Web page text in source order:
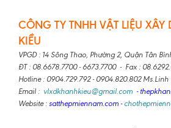
CÔNG TY TNHH VẬT LIỆU
KIỀU
VPGD : 14 Sông Thao, Phường 2, Quận Tân
ĐT : 08.6678.7700 - 6673.7700 - Fax :
Hotline : 0904.729.792 - 0904.820.802 Ms.Linh
Email : vlxdkhanhkieu@gmail.com -
Website : satthepmiennam.com -